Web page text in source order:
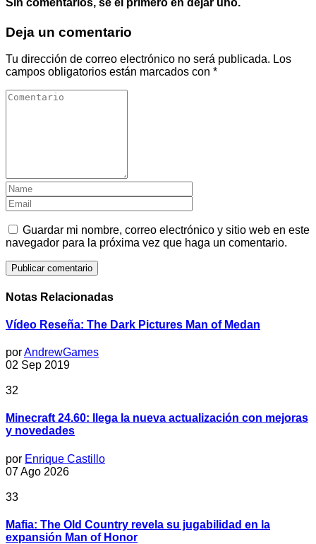
Sin comentarios, sé el primero en dejar uno.
Deja un comentario
Tu dirección de correo electrónico no será publicada. Los
campos obligatorios están marcados con *
Guardar mi nombre, correo electrónico y sitio web en este
navegador para la próxima vez que haga un comentario.
Notas Relacionadas
Vídeo Reseña: The Dark Pictures Man of Medan
porAndrewGames
02 Sep 2019
32
Minecraft 24.60: llega la nueva actualización con mejoras
y novedades
por Enrique Castillo
07 Ago 2026
33
Mafia: The Old Country revela su jugabilidad en la
expansión Man of Honor